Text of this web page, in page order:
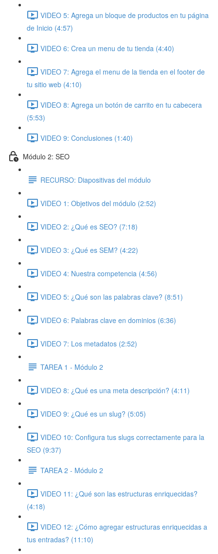
VIDEO 5: Agrega un bloque de productos en tu página
de Inicio (4:57)
VIDEO 6: Crea un menu de tu tienda (4:40)
VIDEO 7: Agrega el menu de la tienda en el footer de
tu sitio web (4:10)
VIDEO 8: Agrega un botón de carrito en tu cabecera
(5:53)
VIDEO 9: Conclusiones (1:40)
Módulo 2: SEO
RECURSO: Diapositivas del módulo
VIDEO 1: Objetivos del módulo (2:52)
VIDEO 2: ¿Qué es SEO? (7:18)
VIDEO 3: ¿Qué es SEM? (4:22)
VIDEO 4: Nuestra competencia (4:56)
VIDEO 5: ¿Qué son las palabras clave? (8:51)
VIDEO 6: Palabras clave en dominios (6:36)
VIDEO 7: Los metadatos (2:52)
TAREA 1 - Módulo 2
VIDEO 8: ¿Qué es una meta descripción? (4:11)
VIDEO 9: ¿Qué es un slug? (5:05)
VIDEO 10: Configura tus slugs correctamente para la
SEO (9:37)
TAREA 2 - Módulo 2
VIDEO 11: ¿Qué son las estructuras enriquecidas?
(4:18)
VIDEO 12: ¿Cómo agregar estructuras enriquecidas a
tus entradas? (11:10)